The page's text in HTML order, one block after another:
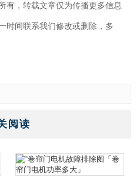
有，转载文章仅为传播更多信息
时间联系我们修改或删除，多
阅读